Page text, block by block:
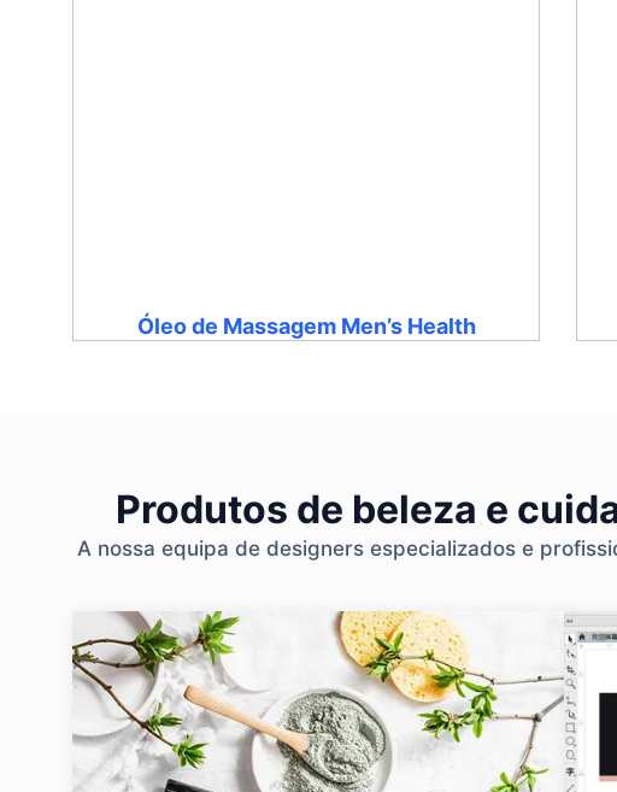
Óleo de Massagem Men’s Health
Produtos de beleza e
A nossa equipa de designers especializados e